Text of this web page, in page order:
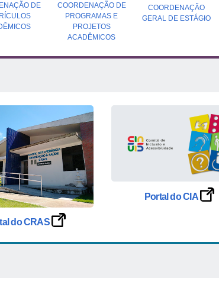
DE
COORDENAÇÃO DE
PROGRAMAS E
PROJETOS
ACADÊMICOS
COORDENAÇÃO
GERAL DE ESTÁGIO
do CRAS
Portal do CIA